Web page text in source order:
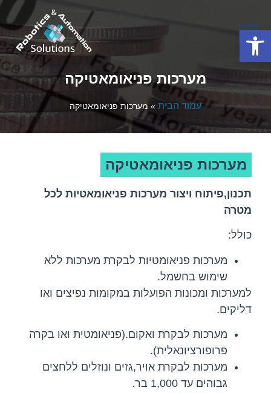
פתח סרגל נגישות
מערכות פניאומאטיקה
עמוד הבית » מערכות פניאומאטיקה
מערכות פניאומאטיקה
תכנון,פיתוח ויצור מערכות פניאומאטיות לכל
מטרה
כולל:
מערכות פניאומטיות לבקרת מערכות ללא
שימוש בחשמל.
למערכות ומכונות הפועלות במקומות נפיצים ואו
דליקים.
מערכות לבקרת ואקום.(פניאומטית ואו בקרה
פרופורציונאלית).
מערכות לבקרת אויר,גזים ונוזלים ללחצים
גבוהים עד 1,000 בר.